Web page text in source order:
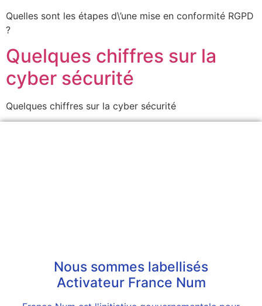
Quelles sont les étapes d\’une mise en conformité RGPD
?
Quelques chiffres sur la
cyber sécurité
Quelques chiffres sur la cyber sécurité
Nous sommes labellisés
Activateur France Num